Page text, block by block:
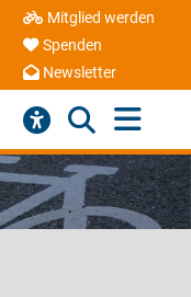
Mitglied werden
Spenden
Newsletter